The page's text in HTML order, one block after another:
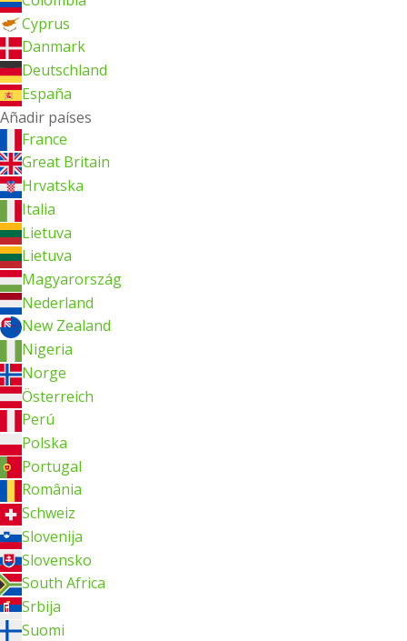
Cyprus
Danmark
Deutschland
España
Añadir países
France
Great Britain
Hrvatska
Italia
Lietuva
Lietuva
Magyarország
Nederland
New Zealand
Nigeria
Norge
Österreich
Perú
Polska
Portugal
România
Schweiz
Slovenija
Slovensko
South Africa
Srbija
Suomi